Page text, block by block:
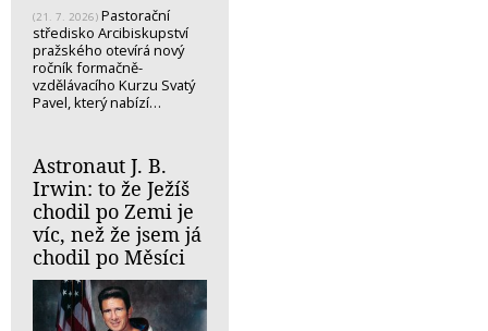
(21. 7. 2026) Pastorační
středisko Arcibiskupství
pražského otevírá nový
ročník formačně-
vzdělávacího Kurzu Svatý
Pavel, který nabízí…
Astronaut J. B.
Irwin: to že Ježíš
chodil po Zemi je
víc, než že jsem já
chodil po Měsíci